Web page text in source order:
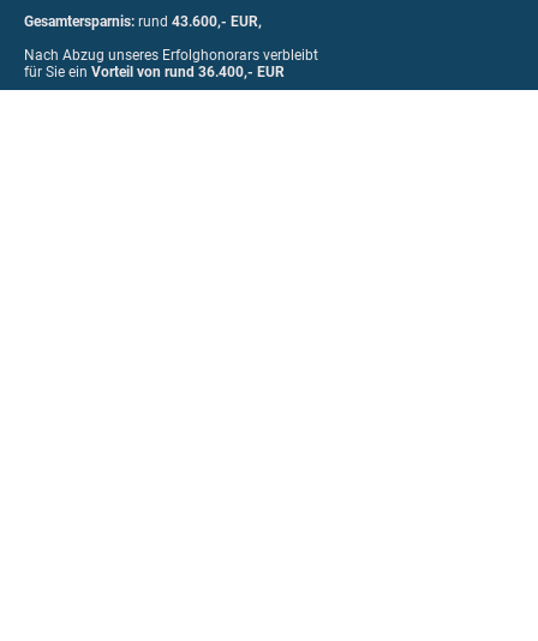
Gesamtersparnis: rund 43.600,- EUR,
Nach Abzug unseres Erfolghonorars verbleibt
für Sie ein Vorteil von rund 36.400,- EUR